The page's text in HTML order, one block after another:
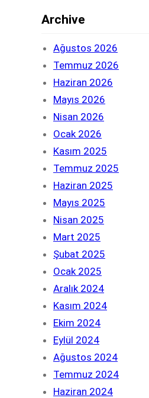
Archive
Ağustos 2026
Temmuz 2026
Haziran 2026
Mayıs 2026
Nisan 2026
Ocak 2026
Kasım 2025
Temmuz 2025
Haziran 2025
Mayıs 2025
Nisan 2025
Mart 2025
Şubat 2025
Ocak 2025
Aralık 2024
Kasım 2024
Ekim 2024
Eylül 2024
Ağustos 2024
Temmuz 2024
Haziran 2024